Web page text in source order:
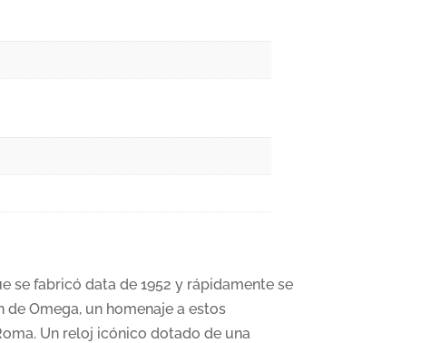
se fabricó data de 1952 y rápidamente se
Omega, un homenaje a estos
Un reloj icónico dotado de una